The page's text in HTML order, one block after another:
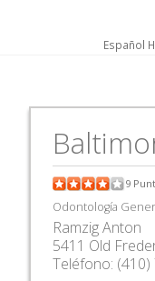
Español
9
Odontología
Ramzig Anton
5411 Old
Teléfono: